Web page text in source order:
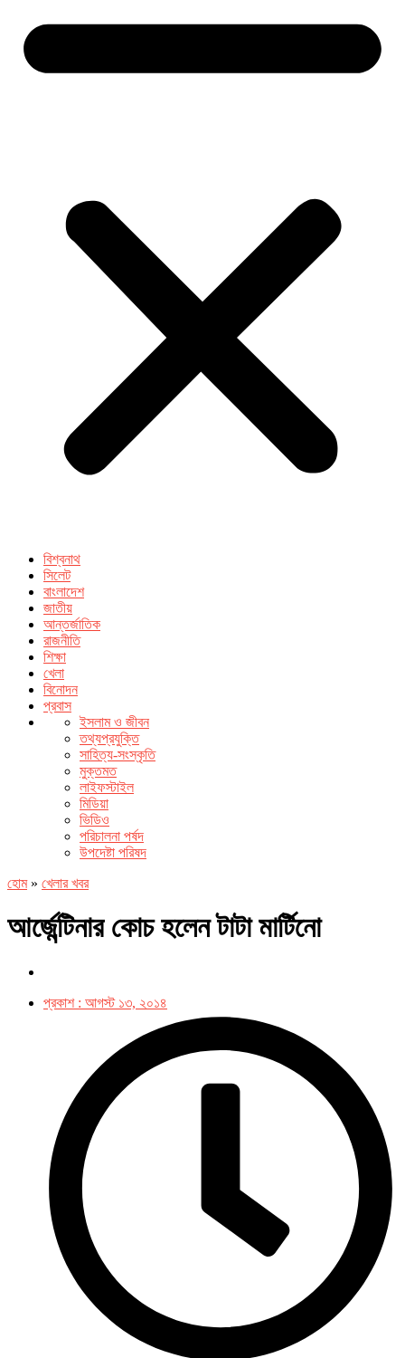
বিশ্বনাথ
সিলেট
বাংলাদেশ
জাতীয়
আন্তর্জাতিক
রাজনীতি
শিক্ষা
খেলা
বিনোদন
প্রবাস
ইসলাম ও জীবন
তথ্যপ্রযুক্তি
সাহিত্য-সংস্কৃতি
মুক্তমত
লাইফস্টাইল
মিডিয়া
ভিডিও
পরিচালনা পর্ষদ
উপদেষ্টা পরিষদ
হোম» খেলার খবর
আর্জেন্টিনার কোচ হলেন টাটা মার্টিনো
প্রকাশ : আগস্ট ১৩, ২০১৪